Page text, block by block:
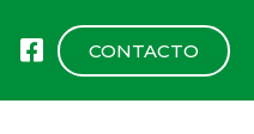
CONTACTO